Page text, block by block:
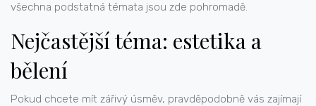
všechna podstatná témata jsou zde pohromadě.
Nejčastější téma: estetika a
bělení
Pokud chcete mít zářivý úsměv, pravděpodobně vás zajímají